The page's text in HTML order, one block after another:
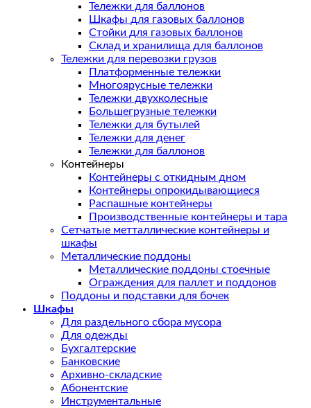
Тележки для баллонов
Шкафы для газовых баллонов
Стойки для газовых баллонов
Склад и хранилища для баллонов
Тележки для перевозки грузов
Платформенные тележки
Многоярусные тележки
Тележки двухколесные
Большегрузные тележки
Тележки для бутылей
Тележки для денег
Тележки для баллонов
Контейнеры
Контейнеры с откидным дном
Контейнеры опрокидывающиеся
Распашные контейнеры
Производственные контейнеры и тара
Сетчатые метталлические контейнеры и
шкафы
Металлические поддоны
Металлические поддоны стоечные
Ограждения для паллет и поддонов
Поддоны и подставки для бочек
Шкафы
Для раздельного сбора мусора
Для одежды
Бухгалтерские
Банковские
Архивно-складские
Абонентские
Инструментальные